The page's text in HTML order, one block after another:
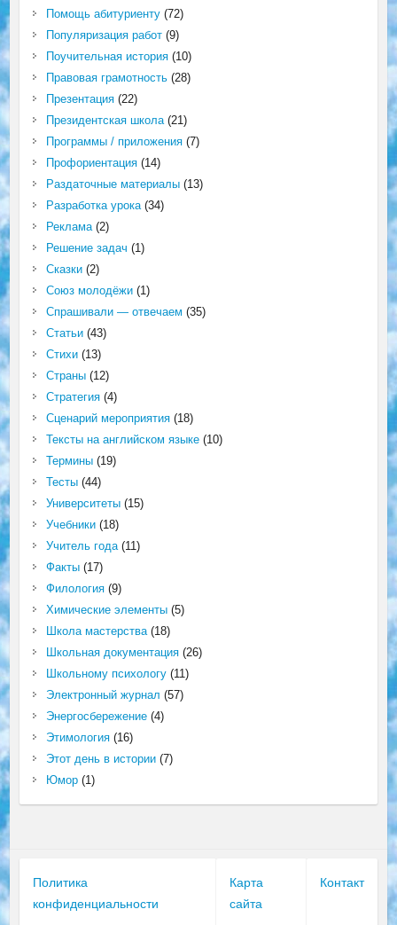
Помощь абитуриенту(72)
Популяризация работ(9)
Поучительная история(10)
Правовая грамотность(28)
Презентация(22)
Президентская школа(21)
Программы / приложения(7)
Профориентация(14)
Раздаточные материалы(13)
Разработка урока(34)
Реклама(2)
Решение задач (1)
Сказки(2)
Союз молодёжи(1)
Спрашивали — отвечаем (35)
Статьи(43)
Стихи(13)
Страны(12)
Стратегия(4)
Сценарий мероприятия(18)
Тексты на английском языке(10)
Термины(19)
Тесты(44)
Университеты(15)
Учебники(18)
Учитель года(11)
Факты(17)
Филология(9)
Химические элементы(5)
Школа мастерства(18)
Школьная документация(26)
Школьному психологу(11)
Электронный журнал (57)
Энергосбережение(4)
Этимология(16)
Этот день в истории(7)
Юмор(1)
Политика
конфиденциальности
Карта
сайта
Контакт